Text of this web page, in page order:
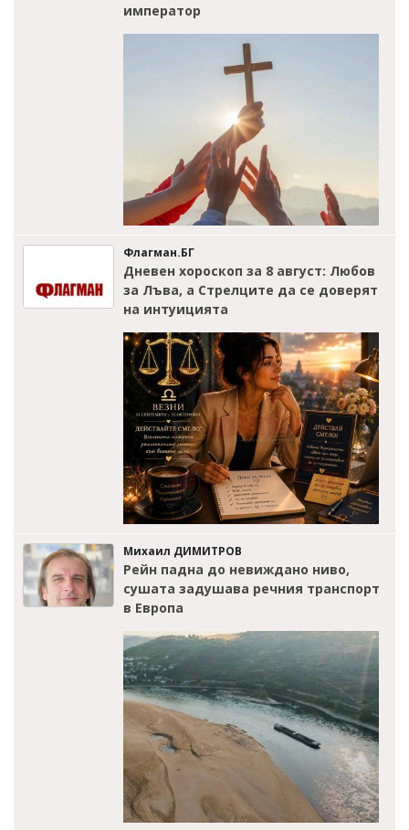
император
Флагман.БГ
Дневен хороскоп за 8 август: Любов
за Лъва, а Стрелците да се доверят
на интуицията
Михаил ДИМИТРОВ
Рейн падна до невиждано ниво,
сушата задушава речния транспорт
в Европа